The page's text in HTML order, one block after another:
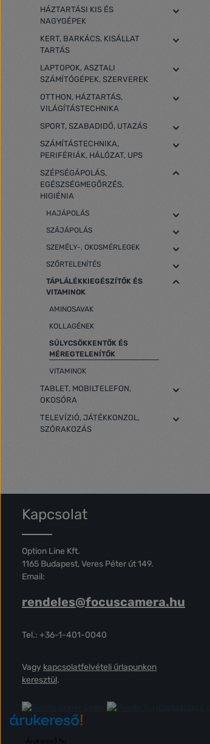
HÁZTARTÁSI KIS ÉS
NAGYGÉPEK
KERT, BARKÁCS, KISÁLLAT
TARTÁS
LAPTOPOK, ASZTALI
SZÁMÍTÓGÉPEK, SZERVEREK
OTTHON, HÁZTARTÁS,
VILÁGÍTÁSTECHNIKA
SPORT, SZABADIDŐ, UTAZÁS
SZÁMÍTÁSTECHNIKA,
PERIFÉRIÁK, HÁLÓZAT, UPS
SZÉPSÉGÁPOLÁS,
EGÉSZSÉGMEGŐRZÉS,
HIGIÉNIA
HAJÁPOLÁS
SZÁJÁPOLÁS
SZEMÉLY-, OKOSMÉRLEGEK
SZŐRTELENÍTÉS
TÁPLÁLÉKKIEGÉSZÍTŐK ÉS
VITAMINOK
AMINOSAVAK
KOLLAGÉNEK
SÚLYCSÖKKENTŐK ÉS
MÉREGTELENÍTŐK
VITAMINOK
TABLET, MOBILTELEFON,
OKOSÓRA
TELEVÍZIÓ, JÁTÉKKONZOL,
SZÓRAKOZÁS
Kapcsolat
Option Line Kft.
1165 Budapest, Veres Péter út 149.
Email:
rendeles@focuscamera.hu
Tel.: +36-1-401-0040
Vagy kapcsolatfelvételi űrlapunkon
keresztül.
Árukereső.hu